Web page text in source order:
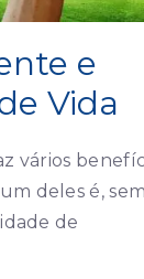
e
Vida
vários
deles é,
de